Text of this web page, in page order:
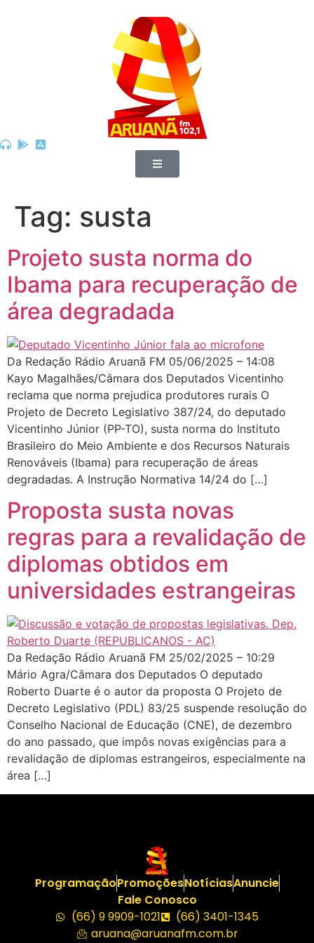
Tag: susta
Projeto susta norma do
Ibama para recuperação de
área degradada
Da Redação Rádio Aruanã FM 05/06/2025 – 14:08
Kayo Magalhães/Câmara dos Deputados Vicentinho
reclama que norma prejudica produtores rurais O
Projeto de Decreto Legislativo 387/24, do deputado
Vicentinho Júnior (PP-TO), susta norma do Instituto
Brasileiro do Meio Ambiente e dos Recursos Naturais
Renováveis (Ibama) para recuperação de áreas
degradadas. A Instrução Normativa 14/24 do […]
Proposta susta novas
regras para a revalidação de
diplomas obtidos em
universidades estrangeiras
Da Redação Rádio Aruanã FM 25/02/2025 – 10:29
Mário Agra/Câmara dos Deputados O deputado
Roberto Duarte é o autor da proposta O Projeto de
Decreto Legislativo (PDL) 83/25 suspende resolução do
Conselho Nacional de Educação (CNE), de dezembro
do ano passado, que impôs novas exigências para a
revalidação de diplomas estrangeiros, especialmente na
área […]
ProgramaçãoPromoçõesNotíciasAnuncie
Fale Conosco
(66) 9 9909-1021
(66) 3401-1345
aruana@aruanafm.com.br